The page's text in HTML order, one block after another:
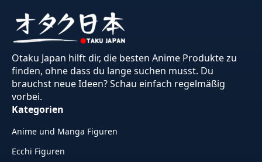
Otaku Japan hilft dir, die besten Anime Produkte zu
finden, ohne dass du lange suchen musst. Du
brauchst neue Ideen? Schau einfach regelmäßig
vorbei.
Kategorien
Anime und Manga Figuren
Ecchi Figuren